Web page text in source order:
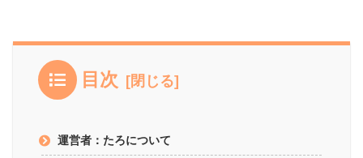
目次
運営者：たろについて